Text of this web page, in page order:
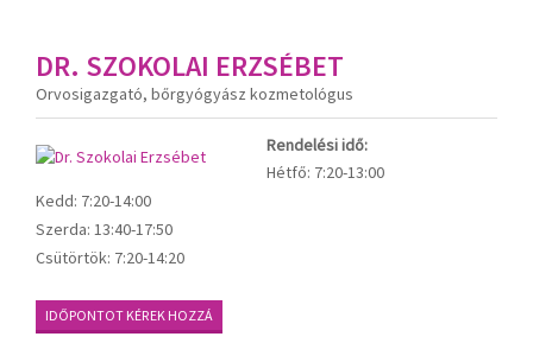
DR. SZOKOLAI ERZSÉBET
Orvosigazgató, bőrgyógyász kozmetológus
Rendelési idő:
Hétfő: 7:20-13:00
Kedd: 7:20-14:00
Szerda: 13:40-17:50
Csütörtök: 7:20-14:20
IDŐPONTOT KÉREK HOZZÁ